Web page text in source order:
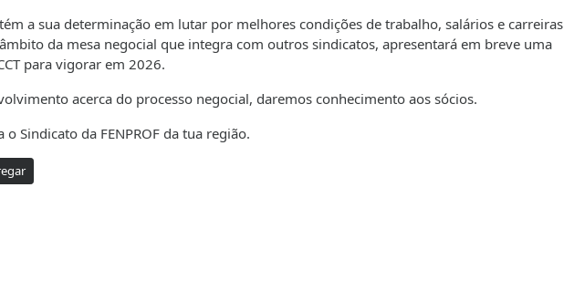
a sua determinação em lutar por melhores condições de trabalho, salários e carreiras
da mesa negocial que integra com outros sindicatos, apresentará em breve uma
para vigorar em 2026.
acerca do processo negocial, daremos conhecimento aos sócios.
Sindicato da FENPROF da tua região.